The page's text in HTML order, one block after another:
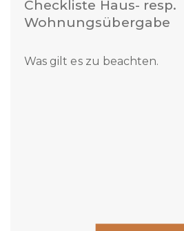
Wohnungsübergabe